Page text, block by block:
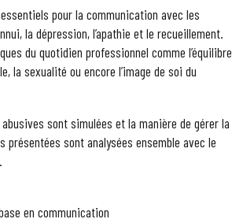
pour la communication avec les
la dépression, l’apathie et le recueillement.
du quotidien professionnel comme l’équilibre
sexualité ou encore l’image de soi du
sont simulées et la manière de gérer la
sont analysées ensemble avec le
en communication